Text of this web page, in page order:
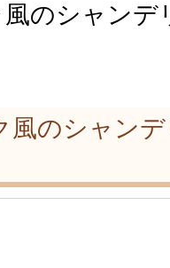
のシャンデ
のシャンデ